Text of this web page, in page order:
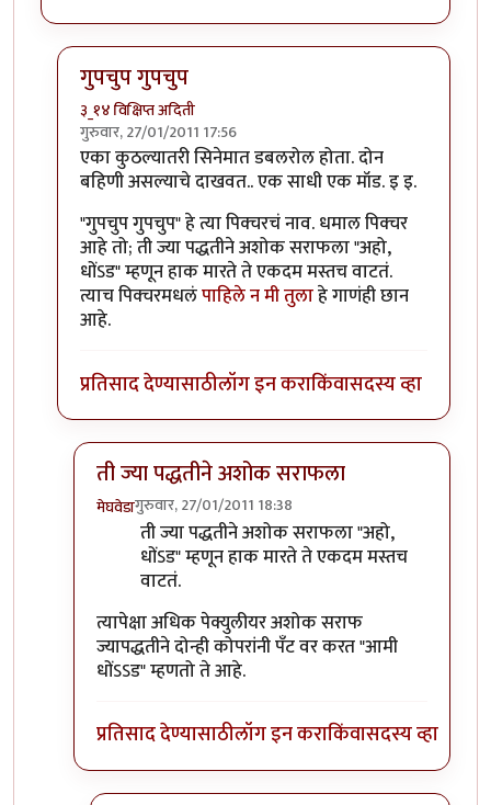
गुपचुप गुपचुप
३_१४ विक्षिप्त अदिती
गुरुवार, 27/01/2011 17:56
In reply toअवखळbyगवि
एका कुठल्यातरी सिनेमात डबलरोल होता. दोन
बहिणी असल्याचे दाखवत.. एक साधी एक मॉड. इ इ.
"गुपचुप गुपचुप" हे त्या पिक्चरचं नाव. धमाल पिक्चर
आहे तो; ती ज्या पद्धतीने अशोक सराफला "अहो,
धोंऽड" म्हणून हाक मारते ते एकदम मस्तच वाटतं.
त्याच पिक्चरमधलंपाहिले न मी तुलाहे गाणंही छान
आहे.
प्रतिसाद देण्यासाठीलॉग इन कराकिंवासदस्य व्हा
ती ज्या पद्धतीने अशोक सराफला
मेघवेडागुरुवार, 27/01/2011 18:38
In reply toगुपचुप गुपचुपby३_१४ विक्षिप्त अदिती
ती ज्या पद्धतीने अशोक सराफला "अहो,
धोंऽड" म्हणून हाक मारते ते एकदम मस्तच
वाटतं.
त्यापेक्षा अधिक पेक्युलीयर अशोक सराफ
ज्यापद्धतीने दोन्ही कोपरांनी पँट वर करत "आमी
धोंऽऽड" म्हणतो ते आहे.
प्रतिसाद देण्यासाठीलॉग इन कराकिंवासदस्य व्हा